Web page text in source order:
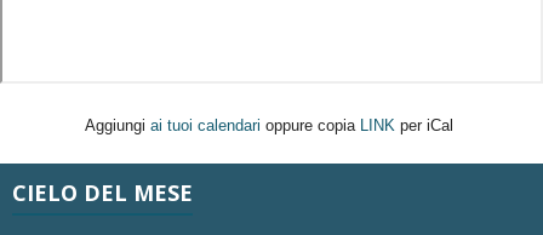
Aggiungi ai tuoi calendari oppure copia LINK per iCal
CIELO DEL MESE